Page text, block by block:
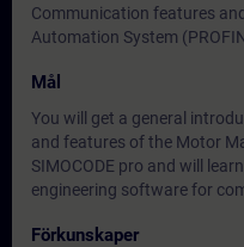
Communication features
Automation System
Mål
You will get a general
and features of the Motor
SIMOCODE pro and will
engineering software for
Förkunskaper